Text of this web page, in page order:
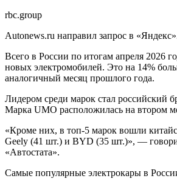
rbc.group
Autonews.ru направил запрос в
Всего в России по итогам апреля 2026
новых электромобилей. Это на 14%
аналогичный месяц прошлого года.
Лидером среди марок стал российский
Марка UMO расположилась на втором
«Кроме них, в топ-5 марок вошли
Geely (41 шт.) и BYD (35 шт.)», —
«Автостата».
Самые популярные электрокары в